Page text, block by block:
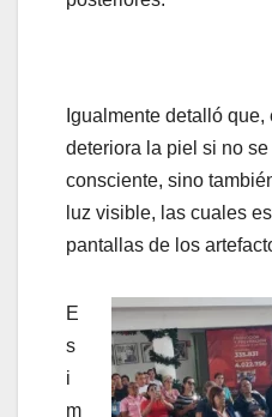
Igualmente detalló
deteriora la piel si no
consciente, sino
luz visible, las cuales
pantallas de los
E
s
i
m